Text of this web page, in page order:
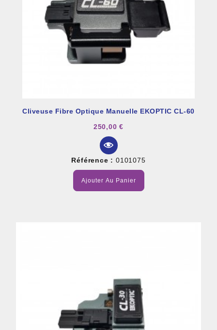
Cliveuse Fibre Optique Manuelle EKOPTIC CL-60
250,00 €
Référence : 0101075
Ajouter Au Panier